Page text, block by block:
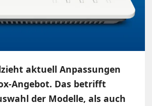
aktuell Anpassungen
Angebot. Das betrifft
der Modelle, als auch